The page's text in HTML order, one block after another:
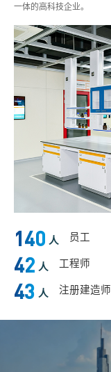
一体的高科技企业。
140 人 员工
42 人 工程师
43 人 注册建造师